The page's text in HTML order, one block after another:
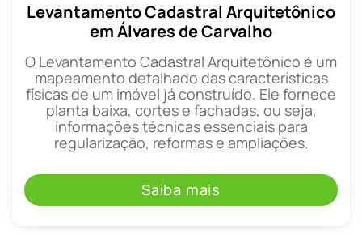
Levantamento Cadastral Arquitetônico
em Álvares de Carvalho
O Levantamento Cadastral Arquitetônico é um
mapeamento detalhado das características
físicas de um imóvel já construído. Ele fornece
planta baixa, cortes e fachadas, ou seja,
informações técnicas essenciais para
regularização, reformas e ampliações.
Saiba mais